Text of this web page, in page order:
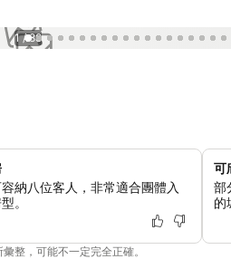
1 / 88
納八位客人，非常適合團體入
。
可
部
的
整，可能不一定完全正確。